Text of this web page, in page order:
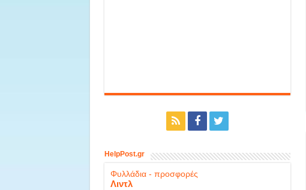
HelpPost.gr
Φυλλάδια - προσφορές
Λιντλ